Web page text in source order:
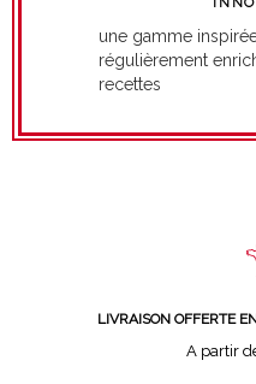
une gamme
régulièrement
recettes
LIVRAISON OFFERTE
A partir